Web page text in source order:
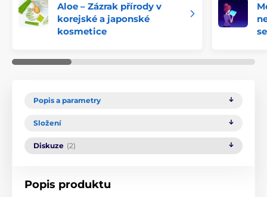
Aloe – Zázrak přírody v
korejské a japonské
kosmetice
Popis a parametry
Složení
Diskuze (2)
Popis produktu